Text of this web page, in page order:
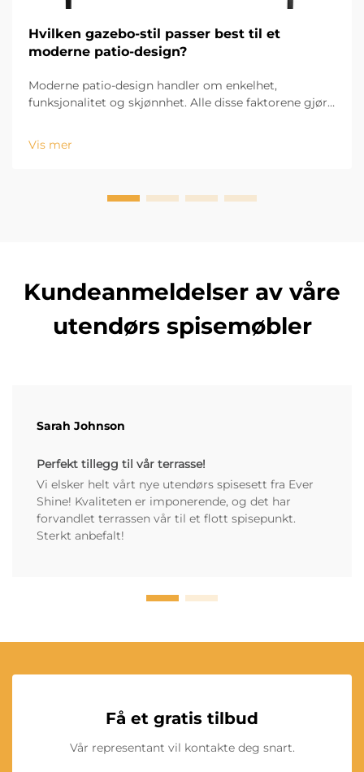
Hvilken gazebo-stil passer best til et
moderne patio-design?
Moderne patio-design handler om enkelhet,
funksjonalitet og skjønnhet. Alle disse faktorene gjør
patio-designet. Den rette markisen gir komfort og
skygge, og er en viktig del av det visuelle designet av
Vis mer
Kundeanmeldelser av våre
utendørs spisemøbler
Sarah Johnson
Perfekt tillegg til vår terrasse!
Vi elsker helt vårt nye utendørs spisesett fra Ever
Shine! Kvaliteten er imponerende, og det har
forvandlet terrassen vår til et flott spisepunkt.
Sterkt anbefalt!
Få et gratis tilbud
Vår representant vil kontakte deg snart.